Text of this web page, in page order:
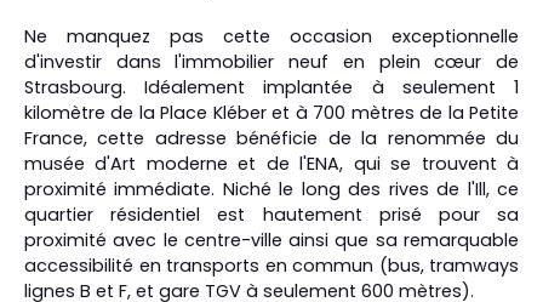
Ne manquez pas cette occasion exceptionnelle
d'investir dans l'immobilier neuf en plein cœur de
Strasbourg. Idéalement implantée à seulement 1
kilomètre de la Place Kléber et à 700 mètres de la Petite
France, cette adresse bénéficie de la renommée du
musée d'Art moderne et de l'ENA, qui se trouvent à
proximité immédiate. Niché le long des rives de l'Ill, ce
quartier résidentiel est hautement prisé pour sa
proximité avec le centre-ville ainsi que sa remarquable
accessibilité en transports en commun (bus, tramways
lignes B et F, et gare TGV à seulement 600 mètres).